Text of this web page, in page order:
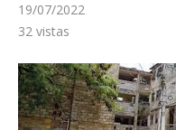
19/07/2022
32 vistas